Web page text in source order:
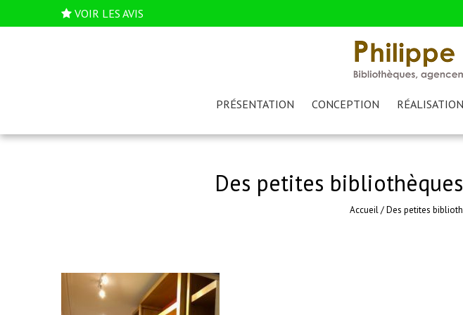
VOIR LES AVIS
PRÉSENTATION CONCEPTION
Des petites
Accueil/Des petites